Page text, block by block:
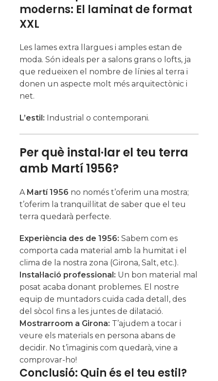
moderns: El laminat de format
XXL
Les lames extra llargues i amples estan de
moda. Són ideals per a salons grans o lofts, ja
que redueixen el nombre de línies al terra i
donen un aspecte molt més arquitectònic i
net.
L’estil: Industrial o contemporani.
Per què instal·lar el teu terra
amb Martí 1956?
A Martí 1956 no només t’oferim una mostra;
t’oferim la tranquil·litat de saber que el teu
terra quedarà perfecte.
Experiència des de 1956: Sabem com es
comporta cada material amb la humitat i el
clima de la nostra zona (Girona, Salt, etc.).
Instal·lació professional: Un bon material mal
posat acaba donant problemes. El nostre
equip de muntadors cuida cada detall, des
del sòcol fins a les juntes de dilatació.
Mostrarroom a Girona: T’ajudem a tocar i
veure els materials en persona abans de
decidir. No t’imaginis com quedarà, vine a
comprovar-ho!
Conclusió: Quin és el teu estil?